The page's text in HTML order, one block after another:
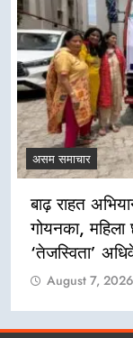
असम समाचार
लखीमपुर सदर
का उद्घाटन
August 7, 2026